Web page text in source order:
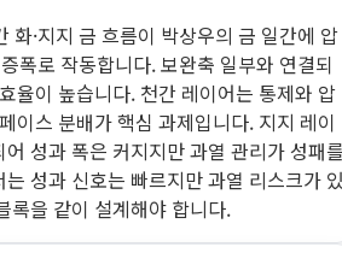
·지지 금 흐름이 박상우의 금 일간에 압
폭로 작동합니다. 보완축 일부와 연결되
율이 높습니다. 천간 레이어는 통제와 압
이스 분배가 핵심 과제입니다. 지지 레이
성과 폭은 커지지만 과열 관리가 성패
성과 신호는 빠르지만 과열 리스크가
록을 같이 설계해야 합니다.